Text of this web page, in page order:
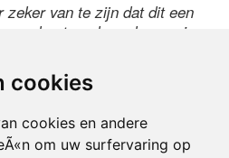
cookies
cookies en andere
om uw surfervaring op
van te zijn dat dit een
onderstaande code over in